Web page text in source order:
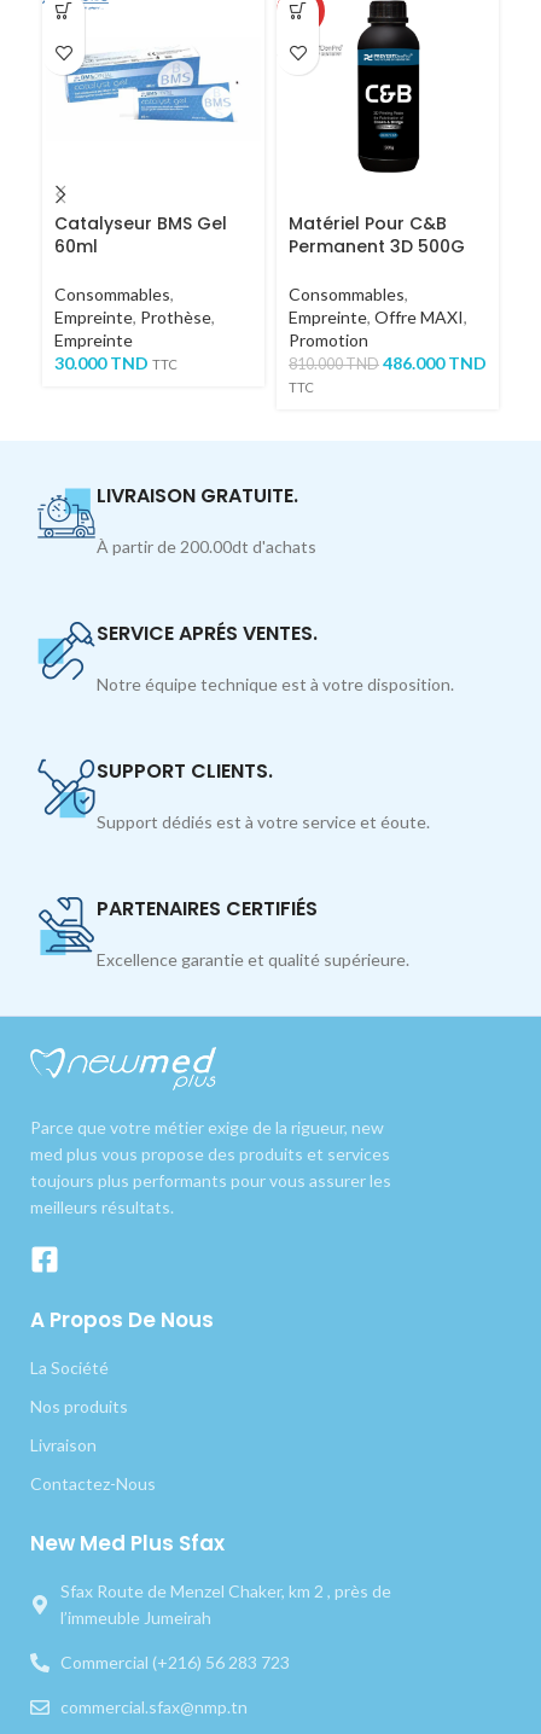
Catalyseur BMS Gel
60ml
Consommables,
Empreinte, Prothèse,
Empreinte
30.000TND TTC
-40%
Matériel Pour C&B
Permanent 3D 500G
Consommables,
Empreinte, Offre MAXI,
Promotion
810.000TND 486.000TND
TTC
LIVRAISON GRATUITE.
À partir de 200.00dt d'achats
SERVICE APRÉS VENTES.
Notre équipe technique est à votre disposition.
SUPPORT CLIENTS.
Support dédiés est à votre service et éoute.
PARTENAIRES CERTIFIÉS
Excellence garantie et qualité supérieure.
Parce que votre métier exige de la rigueur, new
med plus vous propose des produits et services
toujours plus performants pour vous assurer les
meilleurs résultats.
A Propos De Nous
La Société
Nos produits
Livraison
Contactez-Nous
New Med Plus Sfax
Sfax Route de Menzel Chaker, km 2 , près de
l’immeuble Jumeirah
Commercial (+216) 56 283 723
commercial.sfax@nmp.tn